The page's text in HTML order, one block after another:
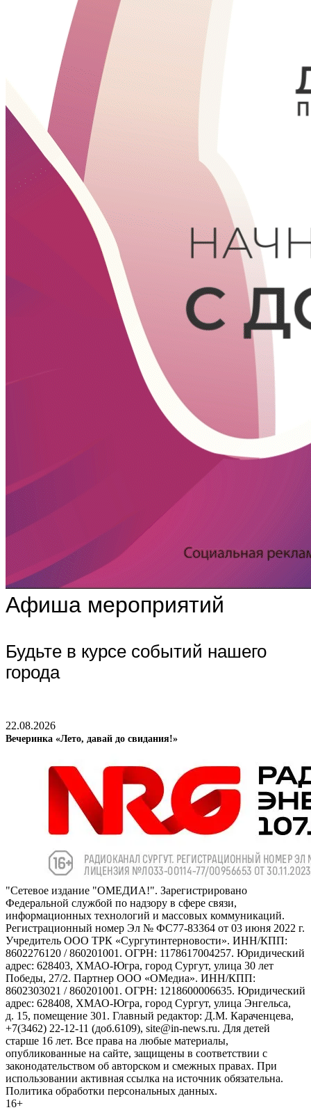
Афиша мероприятий
Будьте в курсе событий нашего
города
22.08.2026
Вечеринка «Лето, давай до свидания!»
"Сетевое издание "ОМЕДИА!". Зарегистрировано
Федеральной службой по надзору в сфере связи,
информационных технологий и массовых коммуникаций.
Регистрационный номер Эл № ФС77-83364 от 03 июня 2022 г.
Учредитель ООО ТРК «Сургутинтерновости». ИНН/КПП:
8602276120 / 860201001. ОГРН: 1178617004257. Юридический
адрес: 628403, ХМАО-Югра, город Сургут, улица 30 лет
Победы, 27/2. Партнер ООО «ОМедиа». ИНН/КПП:
8602303021 / 860201001. ОГРН: 1218600006635. Юридический
адрес: 628408, ХМАО-Югра, город Сургут, улица Энгельса,
д. 15, помещение 301. Главный редактор: Д.М. Караченцева,
+7(3462) 22-12-11 (доб.6109), site@in-news.ru. Для детей
старше 16 лет. Все права на любые материалы,
опубликованные на сайте, защищены в соответствии с
законодательством об авторском и смежных правах. При
использовании активная ссылка на источник обязательна.
Политика обработки персональных данных.
16+